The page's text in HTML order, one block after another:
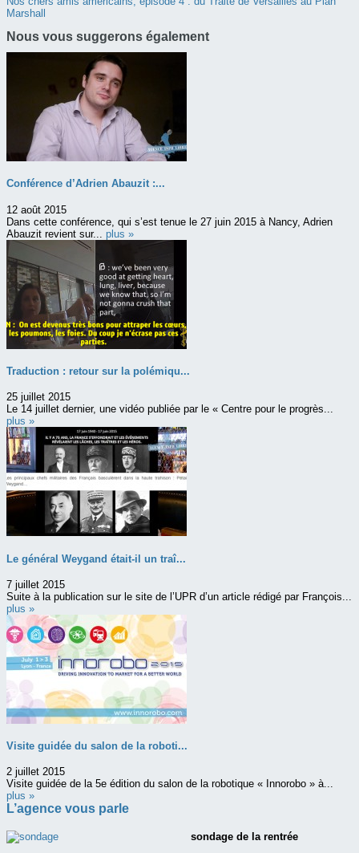
Marshall
Nous vous suggerons également
Conférence d’Adrien Abauzit :...
12 août 2015
Dans cette conférence, qui s’est tenue le 27 juin 2015 à Nancy, Adrien
Abauzit revient sur... plus »
Traduction : retour sur la polémiqu...
25 juillet 2015
Le 14 juillet dernier, une vidéo publiée par le « Centre pour le progrès...
plus »
Le général Weygand était-il un traî...
7 juillet 2015
Suite à la publication sur le site de l’UPR d’un article rédigé par François...
plus »
Visite guidée du salon de la roboti...
2 juillet 2015
Visite guidée de la 5e édition du salon de la robotique « Innorobo » à...
plus »
L’agence vous parle
sondage de la rentrée